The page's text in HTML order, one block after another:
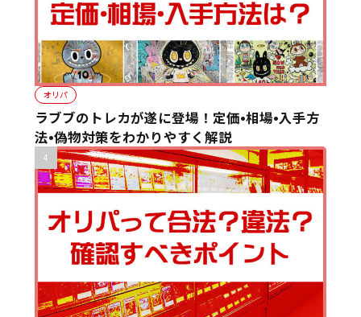
オリパ
ラブブのトレカが遂に登場！定価•相場•入手方
法•偽物対策をわかりやすく解説